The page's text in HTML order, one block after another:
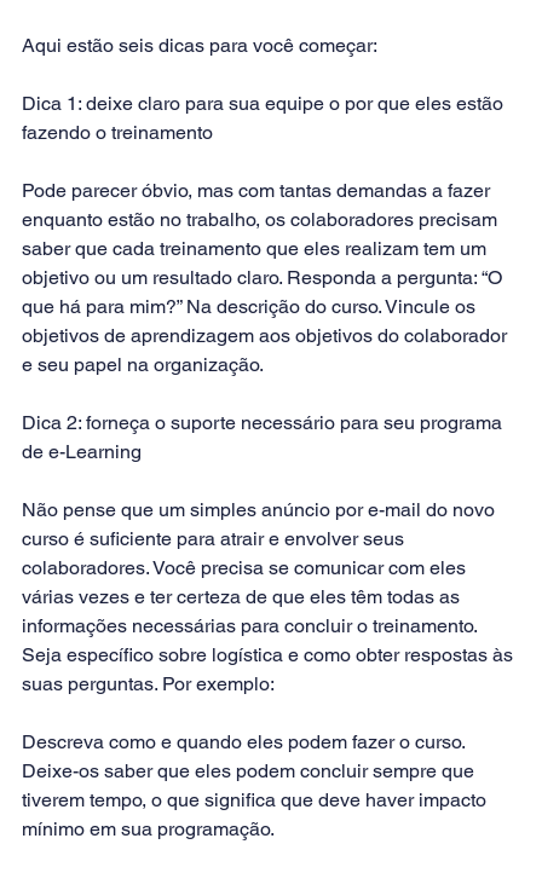
Aqui estão seis dicas para você começar:
Dica 1: deixe claro para sua equipe o por que eles estão
fazendo o treinamento
Pode parecer óbvio, mas com tantas demandas a fazer
enquanto estão no trabalho, os colaboradores precisam
saber que cada treinamento que eles realizam tem um
objetivo ou um resultado claro. Responda a pergunta: “O
que há para mim?” Na descrição do curso. Vincule os
objetivos de aprendizagem aos objetivos do colaborador
e seu papel na organização.
Dica 2: forneça o suporte necessário para seu programa
de e-Learning
Não pense que um simples anúncio por e-mail do novo
curso é suficiente para atrair e envolver seus
colaboradores. Você precisa se comunicar com eles
várias vezes e ter certeza de que eles têm todas as
informações necessárias para concluir o treinamento.
Seja específico sobre logística e como obter respostas às
suas perguntas. Por exemplo:
Descreva como e quando eles podem fazer o curso.
Deixe-os saber que eles podem concluir sempre que
tiverem tempo, o que significa que deve haver impacto
mínimo em sua programação.